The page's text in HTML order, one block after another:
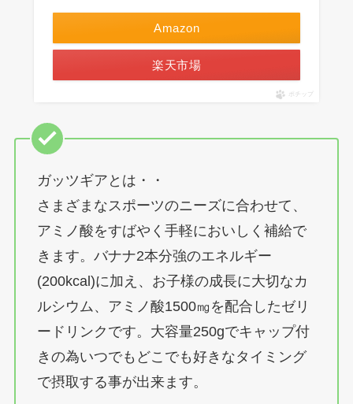
Amazon
楽天市場
ポチップ
ガッツギアとは・・
さまざまなスポーツのニーズに合わせて、
アミノ酸をすばやく手軽においしく補給で
きます。バナナ2本分強のエネルギー
(200kcal)に加え、お子様の成長に大切なカ
ルシウム、アミノ酸1500㎎を配合したゼリ
ードリンクです。大容量250gでキャップ付
きの為いつでもどこでも好きなタイミング
で摂取する事が出来ます。